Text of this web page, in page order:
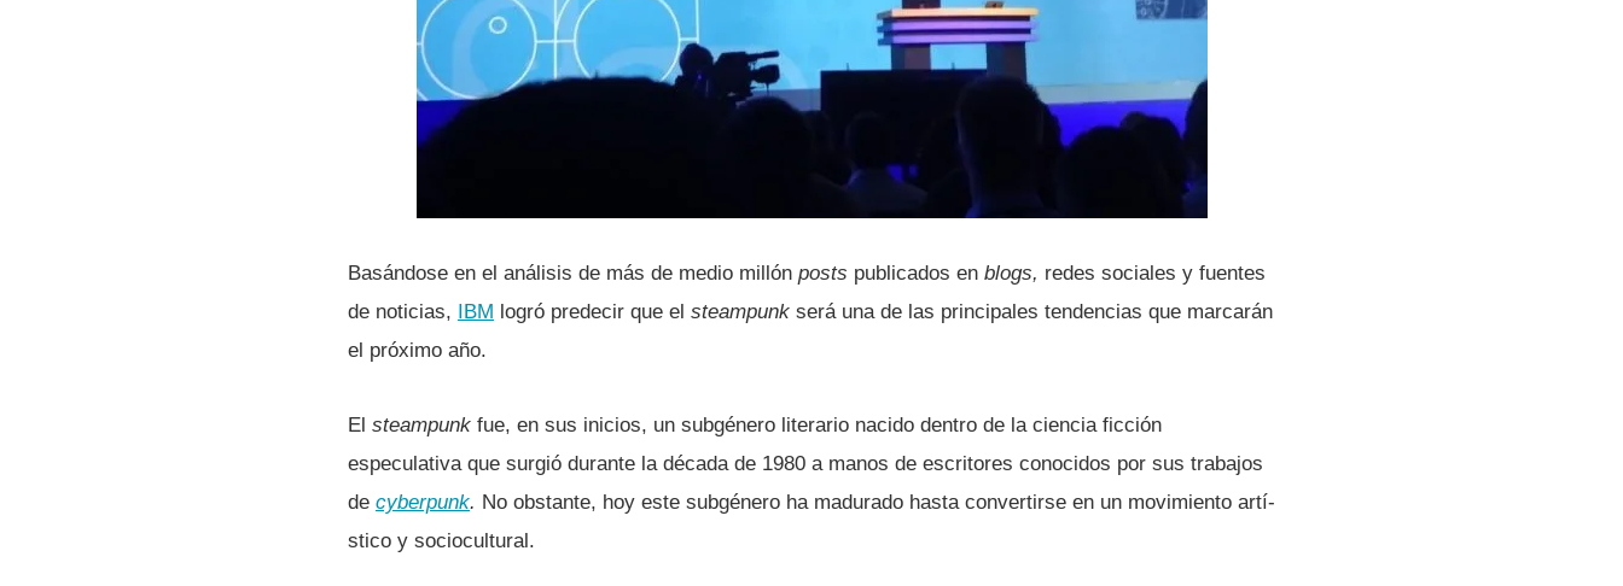
Basándose en el análisis de más de medio millón posts publicados en blogs, redes sociales y fuentes
de noticias, IBM logró predecir que el steampunk será una de las principales tendencias que marcarán
el próximo año.
El steampunk fue, en sus inicios, un subgénero literario nacido dentro de la ciencia ficción
especulativa que surgió durante la década de 1980 a manos de escritores conocidos por sus trabajos
de cyberpunk. No obstante, hoy este subgénero ha madurado hasta convertirse en un movimiento artí­
stico y sociocultural.